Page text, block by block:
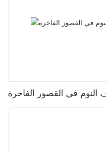
النوم في القصور الفاخرة